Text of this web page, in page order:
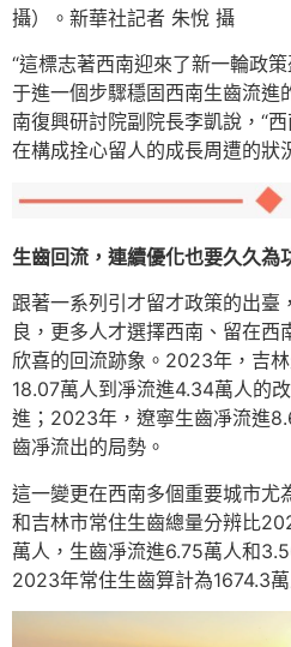
攝）。新華社記者 朱悅 攝
“這標志著西南迎來了新一輪政
于進一個步驟穩固西南生齒流進
南復興研討院副院長李凱說，“
在構成拴心留人的成長周遭的狀
生齒回流，連續優化也要久久為
跟著一系列引才留才政策的出臺
良，更多人才選擇西南、留在西
欣喜的回流跡象。2023年，吉
18.07萬人到凈流進4.34萬人的
進；2023年，遼寧生齒凈流進
齒凈流出的局勢。
這一變更在西南多個重要城市
和吉林市常住生齒總量分辨比
萬人，生齒凈流進6.75萬人和
2023年常住生齒算計為1674.3